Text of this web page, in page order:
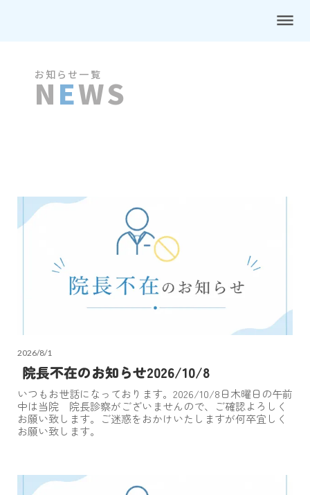
dehaze
お知らせ一覧
NEWS
2026/8/1
院長不在のお知らせ2026/10/8
いつもお世話になっております。2026/10/8日木曜日の午前
中は当院 院長診察がございませんので、ご確認よろしく
お願い致します。ご迷惑をおかけいたしますが何卒宜しく
お願い致します。